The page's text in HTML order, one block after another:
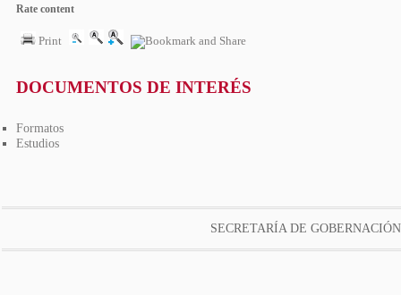
Rate content
Print
DOCUMENTOS DE INTERÉS
Formatos
Estudios
SECRETARÍA DE